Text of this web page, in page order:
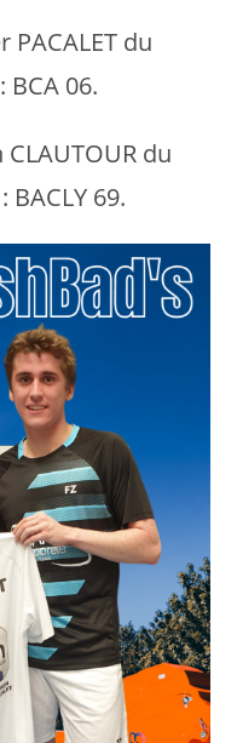
PACALET du
06.
du
69.